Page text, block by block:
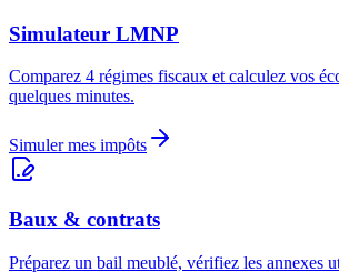
Simulateur LMNP
Comparez 4 régimes fiscaux et calculez vos
quelques minutes.
Simuler mes impôts
Baux & contrats
Préparez un bail meublé, vérifiez les annexes